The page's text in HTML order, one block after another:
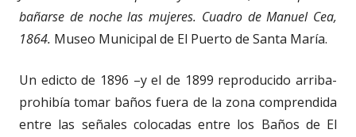
bañarse de noche las mujeres. Cuadro de Manuel Cea,
1864. Museo Municipal de El Puerto de Santa María.
Un edicto de 1896 –y el de 1899 reproducido arriba-
prohibía tomar baños fuera de la zona comprendida
entre las señales colocadas entre los Baños de El